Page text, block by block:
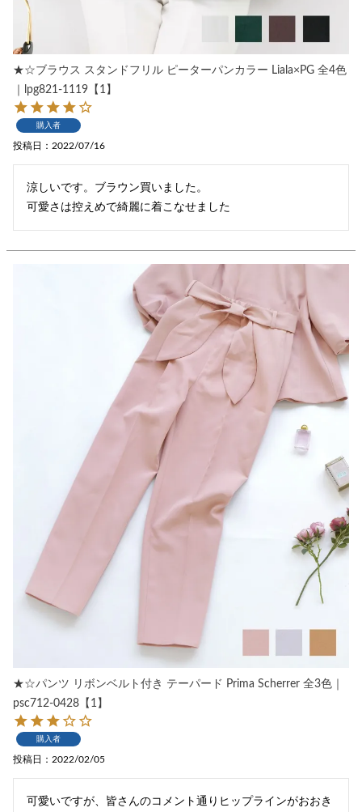
★☆ブラウス スタンドフリル ピーターパンカラー Liala×PG 全4色
｜lpg821-1119【1】
購入者
投稿日 2022/07/16
涼しいです。ブラウン買いました。
可愛さは控えめで綺麗に着こなせました
★☆パンツ リボンベルト付き テーパード Prima Scherrer 全3色｜
psc712-0428【1】
購入者
投稿日 2022/02/05
可愛いですが、皆さんのコメント通りヒップラインがおおき